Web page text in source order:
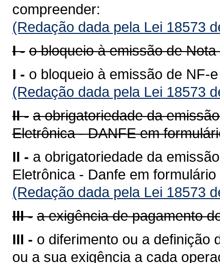
compreender:
(Redação dada pela Lei 18573
I - o bloqueio à emissão de
I - o bloqueio à emissão de NF-
(Redação dada pela Lei 18573
II - a obrigatoriedade da
Eletrônica - DANFE em
II - a obrigatoriedade da
Eletrônica - Danfe em
(Redação dada pela Lei 18573
III - a exigência de pagamento
III - o diferimento ou a definição
ou a sua exigência a cada